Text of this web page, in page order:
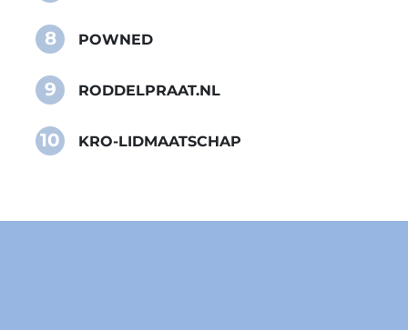
8 POWNED
9 RODDELPRAAT.NL
10 KRO-LIDMAATSCHAP